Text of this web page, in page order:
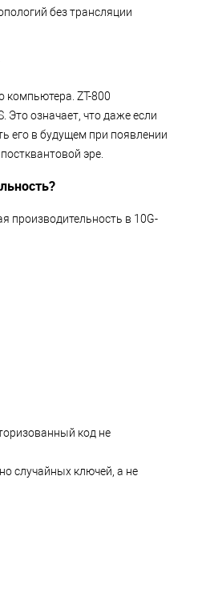
без трансляции
компьютера. ZT-800
Это означает, что даже если
его в будущем при появлении
эре.
производительность в 10G-
код не
случайных ключей, а не